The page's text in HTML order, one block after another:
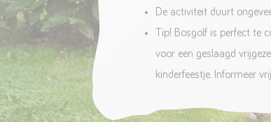
De activiteit duurt
Tip! Bosgolf is perfect te
voor een geslaagd
kinderfeestje. Informeer